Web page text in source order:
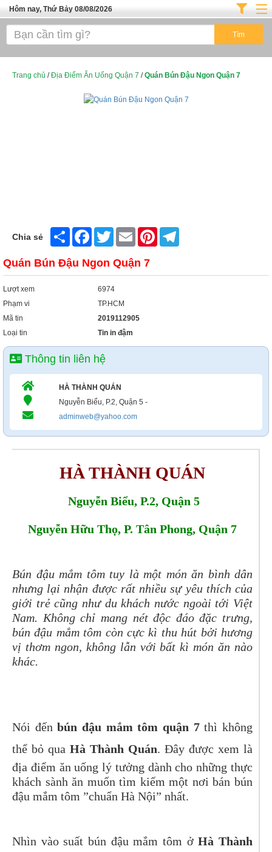
Hôm nay, Thứ Bảy 08/08/2026
Trang chủ
Cafe - Kem- Trà Sữa
Trang chủ /Địa Điểm Ăn Uống Quận 7 /Quán Bún Đậu Ngon Quận 7
Chia sẻ Share FacebookTwitter Email Pinterest
Quán Bún Đậu Ngon Quận 7
Lượt xem
6974
Phạm vi
TP.HCM
Mã tin
2019112905
Loại tin
Tin in đậm
Thông tin liên hệ
HÀ THÀNH QUÁN
Nguyễn Biểu, P.2, Quận 5 -
adminweb@yahoo.com
HÀ THÀNH QUÁN
Nguyễn Biểu, P.2, Quận 5
Nguyễn Hữu Thọ, P. Tân Phong, Quận 7
Bún đậu mắm tôm tuy là một món ăn bình dân
nhưng lại nhận được rất nhiều sự yêu thích của
giới trẻ cũng như du khách nước ngoài tới Việt
Nam. Không chỉ mang nét độc đáo đặc trưng,
bún đậu mắm tôm còn cực kì thu hút bởi hương
vị thơm ngon, không lẫn với bất kì món ăn nào
khác.
Nói đếnbún đậu mắm tôm quận 7thì không
thể bỏ qua Hà Thành Quán. Đây được xem là
địa điểm ăn uống lý tưởng dành cho những thực
khách sành ăn muốn tìm kiếm một nơi bán bún
đậu mắm tôm ”chuẩn Hà Nội” nhất.
Nhìn vào suất bún đậu mắm tôm ởHà Thành